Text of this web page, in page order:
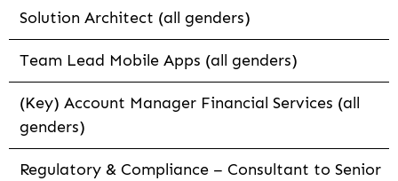
Solution Architect (all genders)
Team Lead Mobile Apps (all genders)
(Key) Account Manager Financial Services (all
genders)
Regulatory & Compliance – Consultant to Senior